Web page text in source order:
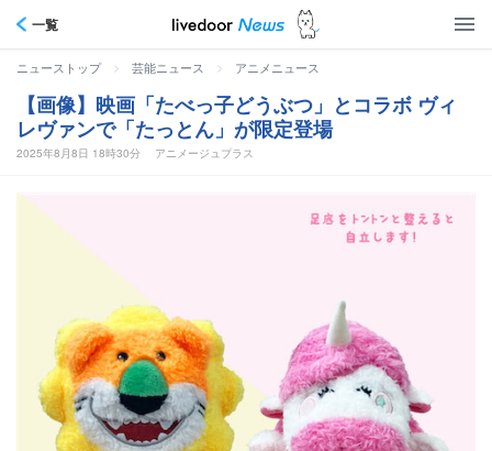
一覧
ニューストップ > 芸能ニュース > アニメニュース
【画像】映画「たべっ子どうぶつ」とコラボ ヴィ
レヴァンで「たっとん」が限定登場
2025年8月8日 18時30分 アニメージュプラス